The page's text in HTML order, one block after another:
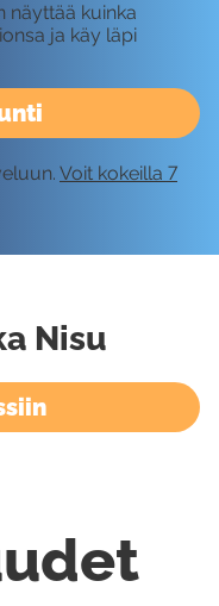
näyttää kuinka
ja käy läpi
Voit kokeilla 7
Nisu